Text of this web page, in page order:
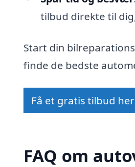
tilbud direkte til
Start din
finde de bedste
Få et gratis tilbud her
FAQ om